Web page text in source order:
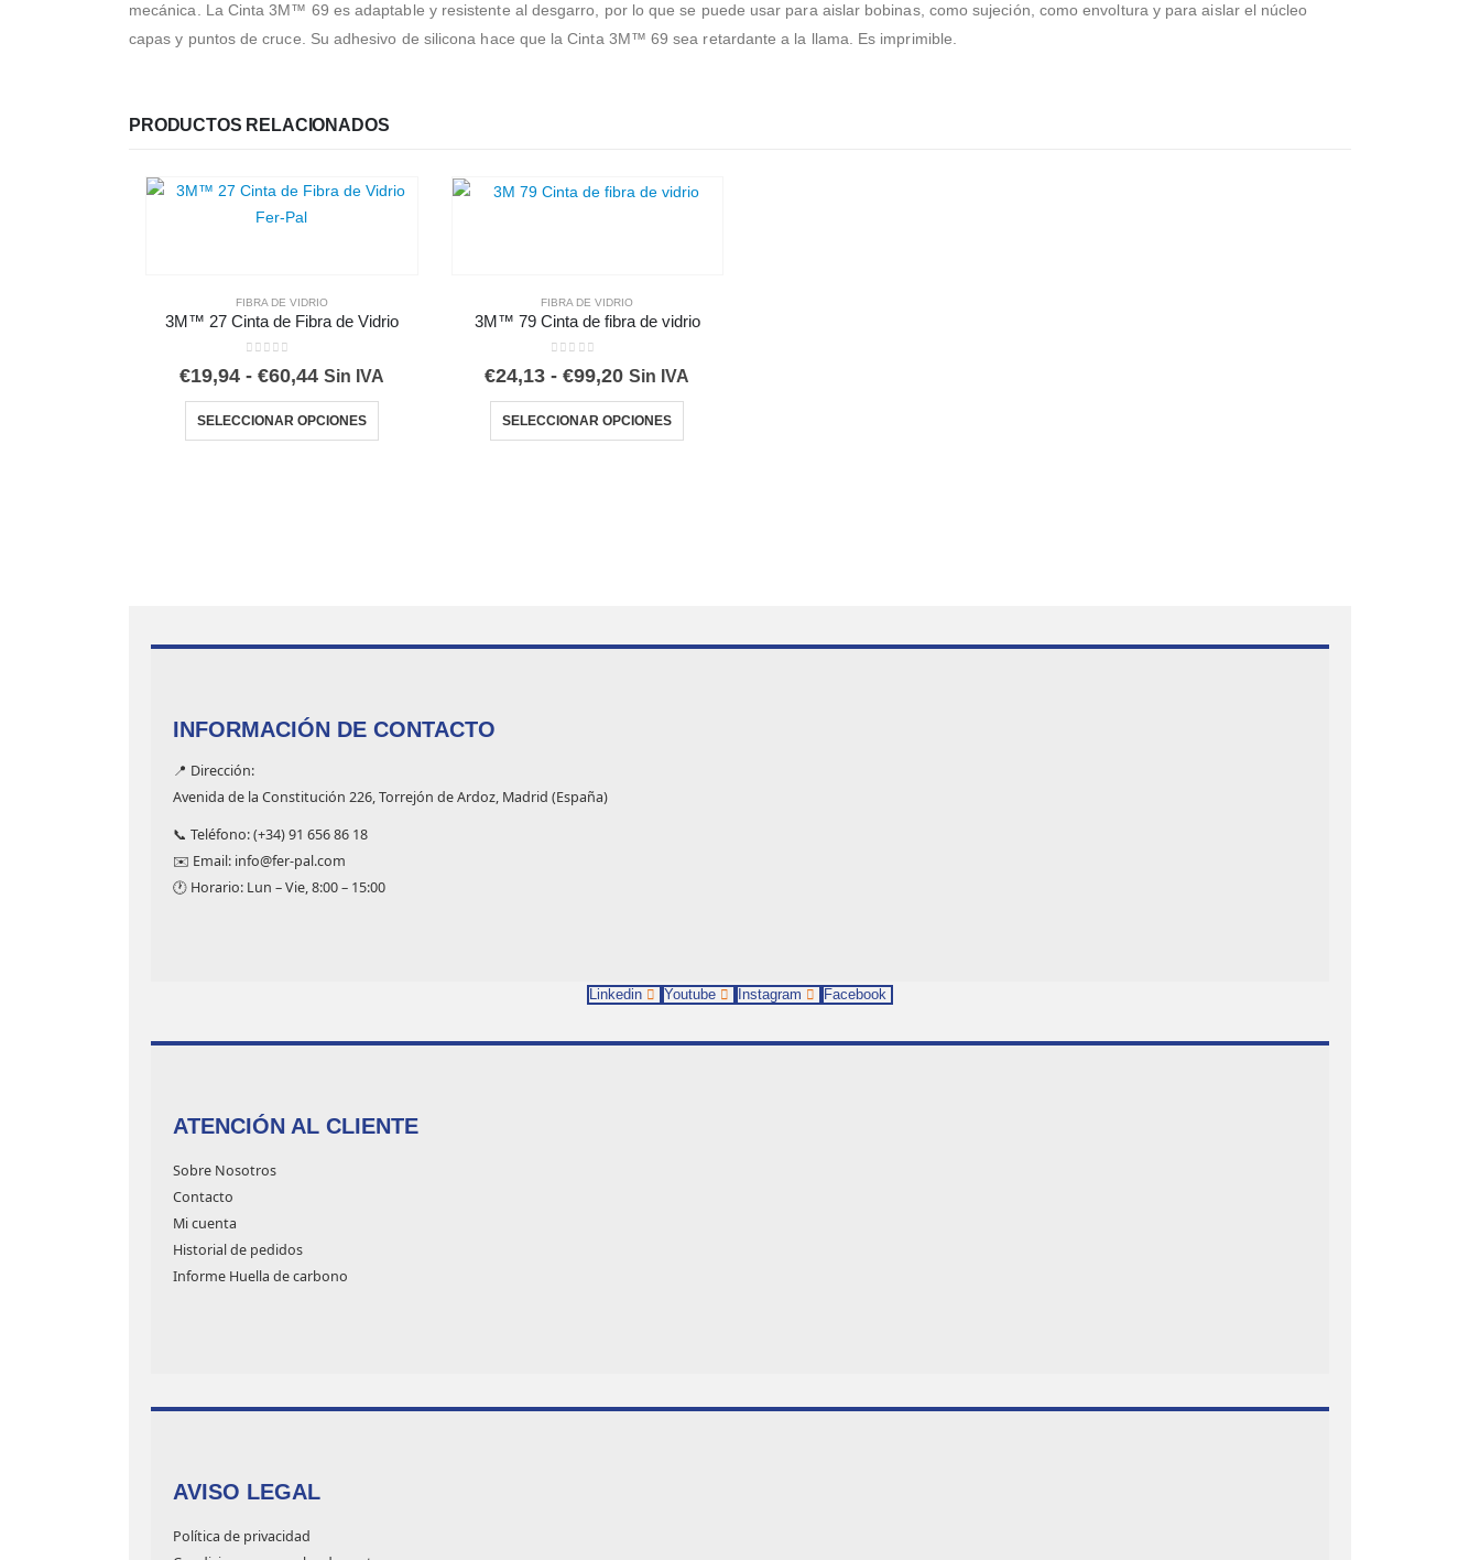
mecánica. La Cinta 3M™ 69 es adaptable y resistente al desgarro, por lo que se puede usar para aislar bobinas, como sujeción, como envoltura y para aislar el núcleo
capas y puntos de cruce. Su adhesivo de silicona hace que la Cinta 3M™ 69 sea retardante a la llama. Es imprimible.
PRODUCTOS RELACIONADOS
FIBRA DE VIDRIO
3M™ 27 Cinta de Fibra de Vidrio
€19,94 - €60,44Rango
precios:
desde
Sin IVA
SELECCIONAR OPCIONES
Este producto tiene múltiples variantes. Las opciones se pueden elegir en la página de producto
FIBRA DE VIDRIO
3M™ 79 Cinta de fibra de vidrio
€24,13 - €99,20Rango
precios:
desde
Sin IVA
SELECCIONAR OPCIONES
Este producto tiene múltiples variantes. Las opciones se pueden elegir en la página de producto
INFORMACIÓN DE CONTACTO
📍 Dirección:
Avenida de la Constitución 226, Torrejón de Ardoz, Madrid (España)
📞 Teléfono: (+34) 91 656 86 18
✉️ Email: info@fer-pal.com
🕐 Horario: Lun – Vie, 8:00 – 15:00
Linkedin Youtube Instagram Facebook
ATENCIÓN AL CLIENTE
Sobre Nosotros
Contacto
Mi cuenta
Historial de pedidos
Informe Huella de carbono
AVISO LEGAL
Política de privacidad